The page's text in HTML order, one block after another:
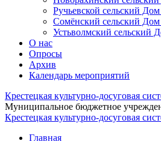
Ручьевской сельский
Сомёнский сельский Дом
Устьволмский сельский
О нас
Опросы
Архив
Календарь мероприятий
Крестецкая культурно-досуговая
Муниципальное бюджетное
Крестецкая культурно-досуговая
Главная